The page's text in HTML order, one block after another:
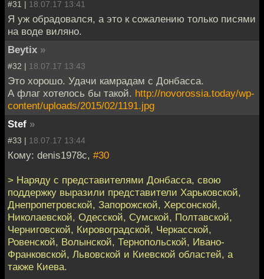
#31 | 18.07.17 13:41
Я уж обрадовался, а это к сожалению только писями
на воде виляно.
Beytix »
#32 | 18.07.17 13:43
Это хорошо. Удачи камрадам с Донбасса.
А флаг хотелось бы такой. http://novorossia.today/wp-
content/uploads/2015/02/1191.jpg
Stef »
#33 | 18.07.17 13:44
Кому: denis1978c, #30
> Наряду с представителями Донбасса, свою
поддержку выразили представители Харьковской,
Днепропетровской, Запорожской, Херсонской,
Николаевской, Одесской, Сумской, Полтавской,
Черниговской, Кировоградской, Черкасской,
Ровенской, Волынской, Тернопольской, Ивано-
Франковской, Львовской и Киевской областей, а
также Киева.